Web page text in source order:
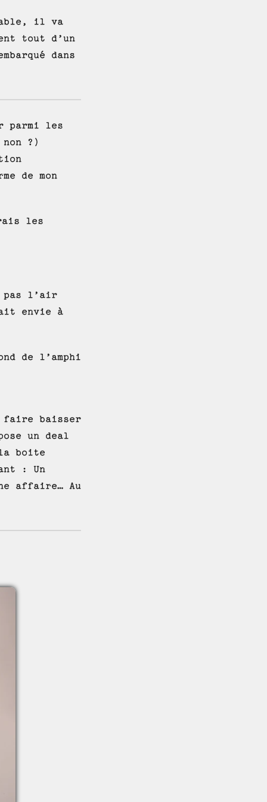
il va
tout d’un
dans
parmi les
?)
de mon
les
pas l’air
envie à
de l’amphi
faire baisser
un deal
boite
: Un
affaire… Au